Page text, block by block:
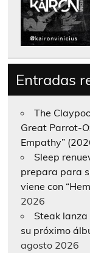
Entradas
The
Great Parrot-
Empathy”
Sleep
prepara para
viene con
2026
Steak
su próximo
agosto 2026